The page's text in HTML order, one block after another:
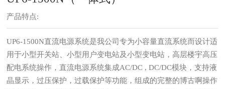
产品特点:
UP6-1500N直流电源系统是我公司专为小容量直流系统而设计适
用于小型开关站、小型用户变电站及小型变电站，高层楼宇高压
配电系统操作，直流电源系统集成AC/DC , DC/DC模块，支持液
晶显示，过压保护，过载保护等功能，组成的完整的博古啊操作